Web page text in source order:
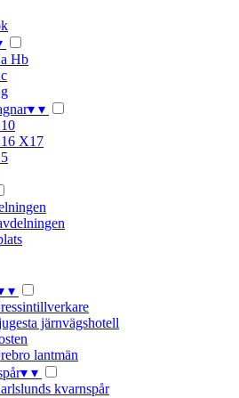
Hb
▾ ▾
X17
▾
järnvägshotell
lantmän
▾ ▾
kvarnspår